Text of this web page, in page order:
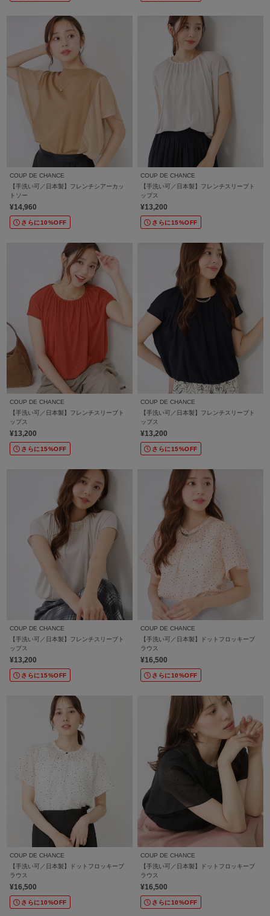
COUP DE CHANCE
【手洗い可／日本製】フレンチシアーカッ
トソー
¥14,960
さらに10%OFF
COUP DE CHANCE
【手洗い可／日本製】フレンチスリーブト
ップス
¥13,200
さらに15%OFF
COUP DE CHANCE
【手洗い可／日本製】フレンチスリーブト
ップス
¥13,200
さらに15%OFF
COUP DE CHANCE
【手洗い可／日本製】フレンチスリーブト
ップス
¥13,200
さらに15%OFF
COUP DE CHANCE
【手洗い可／日本製】フレンチスリーブト
ップス
¥13,200
さらに15%OFF
COUP DE CHANCE
【手洗い可／日本製】ドットフロッキーブ
ラウス
¥16,500
さらに10%OFF
COUP DE CHANCE
【手洗い可／日本製】ドットフロッキーブ
ラウス
¥16,500
さらに10%OFF
COUP DE CHANCE
【手洗い可／日本製】ドットフロッキーブ
ラウス
¥16,500
さらに10%OFF